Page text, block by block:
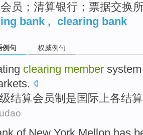
员；清算银行；票据交换
bank , clearing bank
例句 权威例句
clearing member system
结算会员制 是 国际上各结